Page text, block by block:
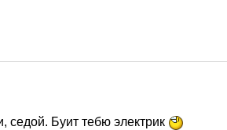
седой. Буит тебю электрик